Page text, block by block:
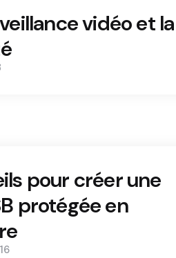
vidéo et la
pour créer une
protégée en